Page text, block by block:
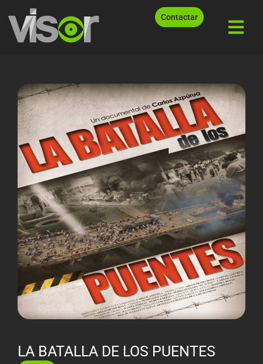
Contactar
LA BATALLA DE LOS PUENTES